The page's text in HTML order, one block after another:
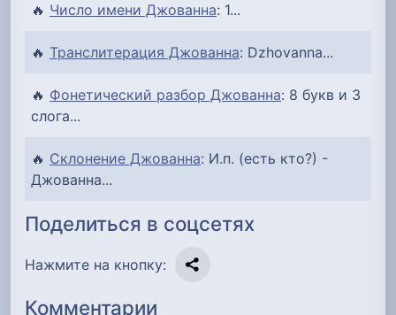
🔥 Число имени Джованна: 1...
🔥 Транслитерация Джованна: Dzhovanna...
🔥 Фонетический разбор Джованна: 8 букв и 3
слога...
🔥 Склонение Джованна: И.п. (есть кто?) -
Джованна...
Поделиться в соцсетях
Нажмите на кнопку:
Комментарии